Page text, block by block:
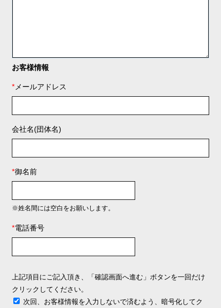
お客様情報
* メールアドレス
会社名(団体名)
*御名前
※姓名間には空白をお願いします。
*電話番号
上記項目にご記入頂き、「確認画面へ進む」ボタンを一回だけ
クリックしてください。
次回、お客様情報を入力しないで済むよう、暗号化してク